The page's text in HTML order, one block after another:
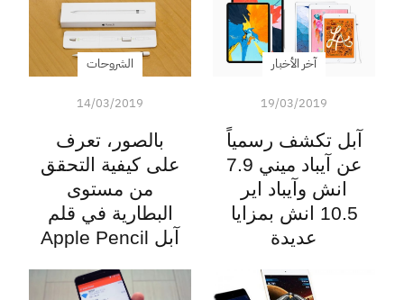
آخر الأخبار
19/03/2019
آبل تكشف رسمياً
عن آيباد ميني 7.9
انش وآيباد اير
10.5 انش بمزايا
عديدة
الشروحات
14/03/2019
بالصور، تعرف
على كيفية التحقق
من مستوى
البطارية في قلم
آبل Apple Pencil